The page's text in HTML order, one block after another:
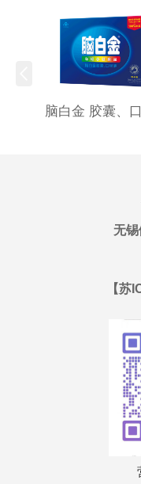
脑白金 胶囊、
无锡
【苏